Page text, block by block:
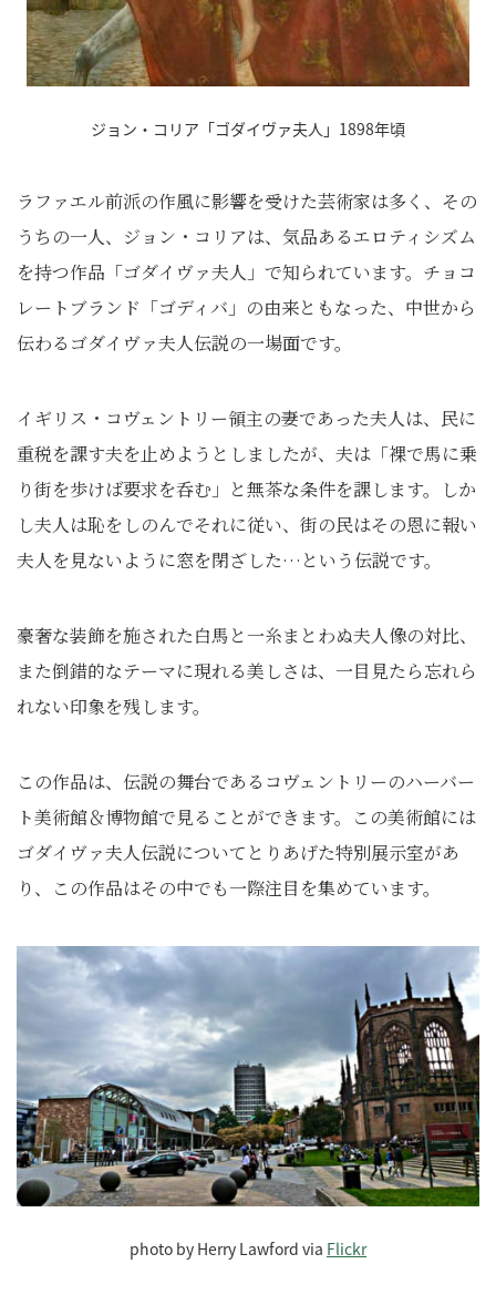
ジョン・コリア「ゴダイヴァ夫人」1898年頃
ラファエル前派の作風に影響を受けた芸術家は多く、その
うちの一人、ジョン・コリアは、気品あるエロティシズム
を持つ作品「ゴダイヴァ夫人」で知られています。チョコ
レートブランド「ゴディバ」の由来ともなった、中世から
伝わるゴダイヴァ夫人伝説の一場面です。
イギリス・コヴェントリー領主の妻であった夫人は、民に
重税を課す夫を止めようとしましたが、夫は「裸で馬に乗
り街を歩けば要求を呑む」と無茶な条件を課します。しか
し夫人は恥をしのんでそれに従い、街の民はその恩に報い
夫人を見ないように窓を閉ざした…という伝説です。
豪奢な装飾を施された白馬と一糸まとわぬ夫人像の対比、
また倒錯的なテーマに現れる美しさは、一目見たら忘れら
れない印象を残します。
この作品は、伝説の舞台であるコヴェントリーのハーバー
ト美術館＆博物館で見ることができます。この美術館には
ゴダイヴァ夫人伝説についてとりあげた特別展示室があ
り、この作品はその中でも一際注目を集めています。
photo by Herry Lawford via Flickr